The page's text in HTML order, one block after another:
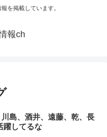
を掲載しています。
報ch
島、酒井、遠藤、乾、長
躍してるな